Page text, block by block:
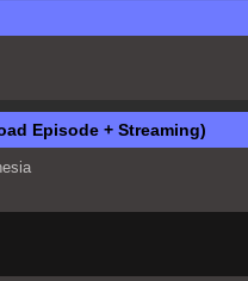
Episode + Streaming)